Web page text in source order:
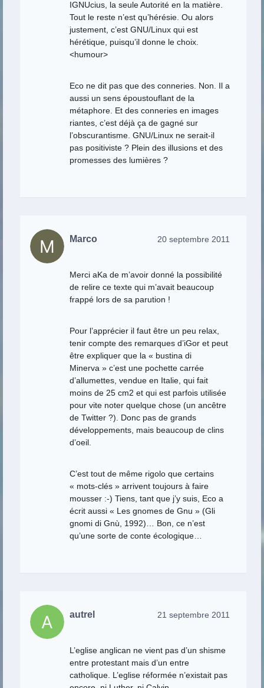
IGNUcius, la seule Autorité en la matière.
Tout le reste n’est qu’hérésie. Ou alors
justement, c’est GNU/Linux qui est
hérétique, puisqu’il donne le choix.
<humour>
Eco ne dit pas que des conneries. Non. Il a
aussi un sens époustouflant de la
métaphore. Et des conneries en images
riantes, c’est déjà ça de gagné sur
l’obscurantisme. GNU/Linux ne serait-il
pas positiviste ? Plein des illusions et des
promesses des lumières ?
Marco 20 septembre 2011
Merci aKa de m’avoir donné la possibilité
de relire ce texte qui m’avait beaucoup
frappé lors de sa parution !
Pour l’apprécier il faut être un peu relax,
tenir compte des remarques d’iGor et peut
être expliquer que la « bustina di
Minerva » c’est une pochette carrée
d’allumettes, vendue en Italie, qui fait
moins de 25 cm2 et qui est parfois utilisée
pour vite noter quelque chose (un ancêtre
de Twitter ?). Donc pas de grands
développements, mais beaucoup de clins
d’oeil.
C’est tout de même rigolo que certains
« mots-clés » arrivent toujours à faire
mousser :-) Tiens, tant que j’y suis, Eco a
écrit aussi « Les gnomes de Gnu » (Gli
gnomi di Gnù, 1992)… Bon, ce n’est
qu’une sorte de conte écologique…
autrel 21 septembre 2011
L’eglise anglican ne vient pas d’un shisme
entre protestant mais d’un entre
catholique. L’eglise réformée n’existait pas